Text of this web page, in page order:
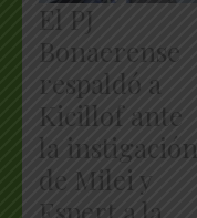
El PJ
Bonaerense
respaldó a
Kicillof ante
la instigación
de Milei y